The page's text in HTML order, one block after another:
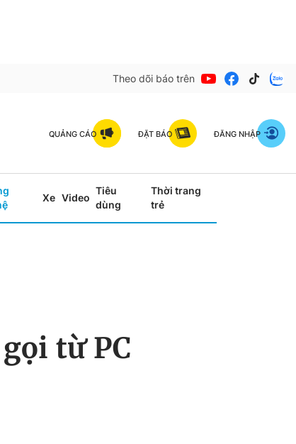
Theo dõi báo trên
QUẢNG CÁO ĐẶT BÁO ĐĂNG NHẬP
Xe Video
Tiêu
dùng
Thời trang
trẻ
từ PC